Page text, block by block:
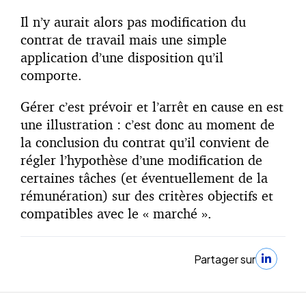
Il n’y aurait alors pas modification du
contrat de travail mais une simple
application d’une disposition qu’il
comporte.
Gérer c’est prévoir et l’arrêt en cause en est
une illustration : c’est donc au moment de
la conclusion du contrat qu’il convient de
régler l’hypothèse d’une modification de
certaines tâches (et éventuellement de la
rémunération) sur des critères objectifs et
compatibles avec le « marché ».
Partager sur